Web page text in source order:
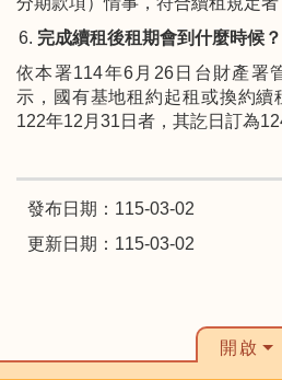
完成續租後租期會到什麼時候？
依本署114年6月 26日台財產署
示，國有基地租約起租或換約續
122年12 月 31 日者，其訖日訂為
發布日期：115-03-02
更新日期：115-03-02
開啟